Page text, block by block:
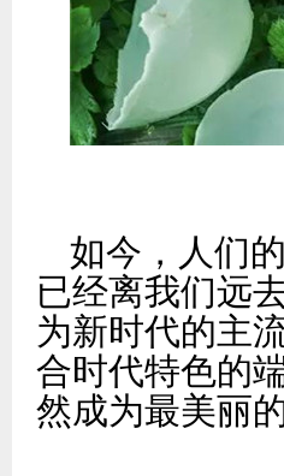
如今，人们
已经离我们远
为新时代的主
合时代特色的
然成为最美丽